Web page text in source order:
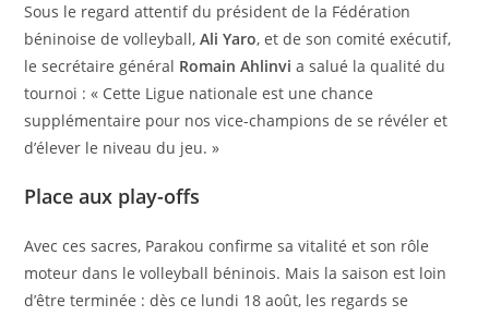
Sous le regard attentif du président de la Fédération
béninoise de volleyball,Ali Yaro, et de son comité exécutif,
le secrétaire général Romain Ahlinvi a salué la qualité du
tournoi : « Cette Ligue nationale est une chance
supplémentaire pour nos vice-champions de se révéler et
d’élever le niveau du jeu. »
Place aux play-offs
Avec ces sacres, Parakou confirme sa vitalité et son rôle
moteur dans le volleyball béninois. Mais la saison est loin
d’être terminée : dès ce lundi 18 août, les regards se